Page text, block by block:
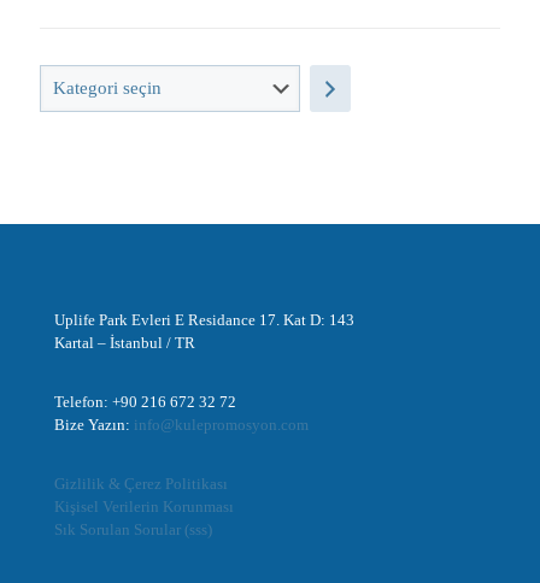
Kategori
Uplife Park Evleri E Residance 17. Kat D: 143
Kartal – İstanbul / TR
Telefon: +90 216 672 32 72
Bize Yazın: info@kulepromosyon.com
Gizlilik & Çerez Politikası
Kişisel Verilerin Korunması
Sık Sorulan Sorular (sss)